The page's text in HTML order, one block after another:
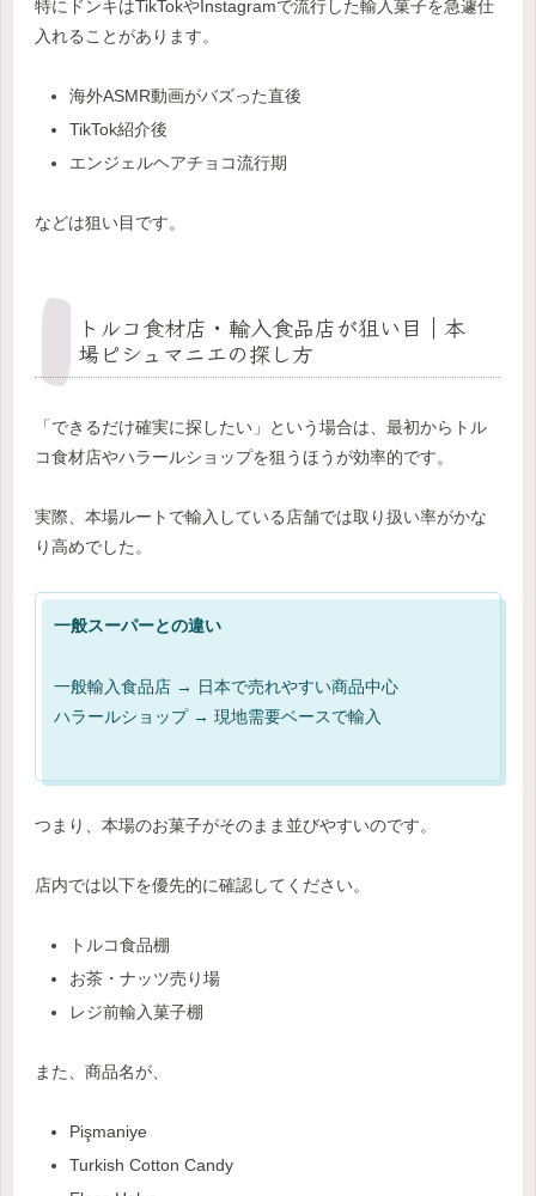
特にドンキはTikTokやInstagramで流行した輸入菓子を急遽仕
入れることがあります。
海外ASMR動画がバズった直後
TikTok紹介後
エンジェルヘアチョコ流行期
などは狙い目です。
トルコ食材店・輸入食品店が狙い目｜本
場ピシュマニエの探し方
「できるだけ確実に探したい」という場合は、最初からトル
コ食材店やハラールショップを狙うほうが効率的です。
実際、本場ルートで輸入している店舗では取り扱い率がかな
り高めでした。
一般スーパーとの違い
一般輸入食品店 → 日本で売れやすい商品中心
ハラールショップ → 現地需要ベースで輸入
つまり、本場のお菓子がそのまま並びやすいのです。
店内では以下を優先的に確認してください。
トルコ食品棚
お茶・ナッツ売り場
レジ前輸入菓子棚
また、商品名が、
Pişmaniye
Turkish Cotton Candy